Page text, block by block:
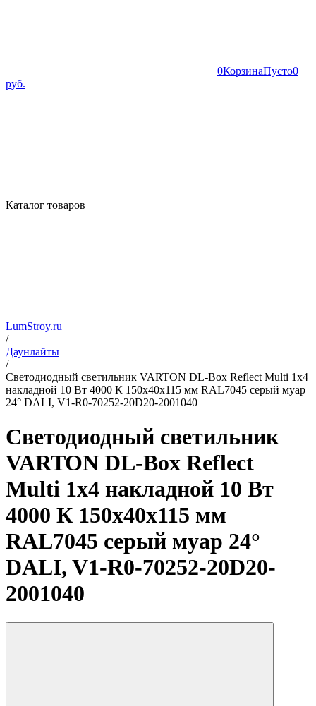
0КорзинаПусто0
руб.
Каталог товаров
LumStroy.ru
/
Даунлайты
/
Светодиодный светильник VARTON DL-Box Reflect Multi 1x4
накладной 10 Вт 4000 К 150х40х115 мм RAL7045 серый муар
24° DALI, V1-R0-70252-20D20-2001040
Светодиодный светильник
VARTON DL-Box Reflect
Multi 1x4 накладной 10 Вт
4000 К 150х40х115 мм
RAL7045 серый муар 24°
DALI, V1-R0-70252-20D20-
2001040